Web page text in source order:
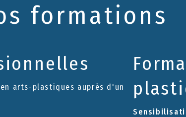
formations
arts-plastiques auprès d'un